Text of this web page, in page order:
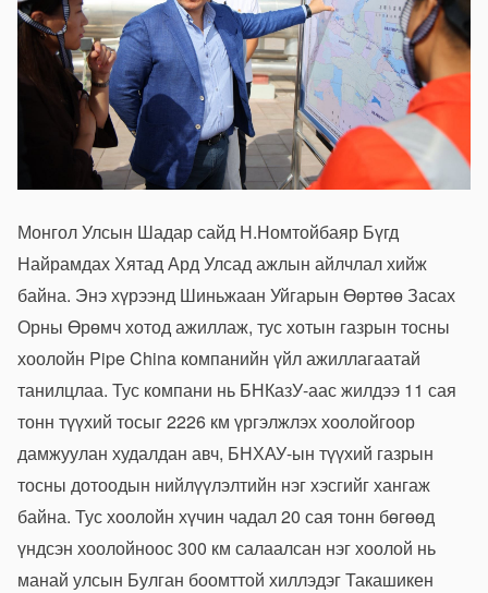
Монгол Улсын Шадар сайд Н.Номтойбаяр Бүгд
Найрамдах Хятад Ард Улсад ажлын айлчлал хийж
байна. Энэ хүрээнд Шиньжаан Уйгарын Өөртөө Засах
Орны Өрөмч хотод ажиллаж, тус хотын газрын тосны
хоолойн Pipe China компанийн үйл ажиллагаатай
танилцлаа. Тус компани нь БНКазУ-аас жилдээ 11 сая
тонн түүхий тосыг 2226 км үргэлжлэх хоолойгоор
дамжуулан худалдан авч, БНХАУ-ын түүхий газрын
тосны дотоодын нийлүүлэлтийн нэг хэсгийг хангаж
байна. Тус хоолойн хүчин чадал 20 сая тонн бөгөөд
үндсэн хоолойноос 300 км салаалсан нэг хоолой нь
манай улсын Булган боомттой хиллэдэг Такашикен